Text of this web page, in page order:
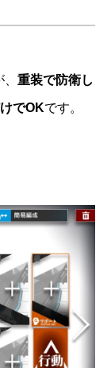
重装で防衛し
でOKです。